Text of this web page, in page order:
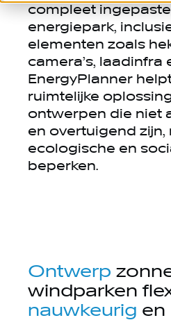
compleet
energiepark,
elementen zoals
camera’s, laadinfra
EnergyPlanner
ruimtelijke
ontwerpen die niet
en overtuigend zijn,
ecologische en
beperken.
Ontwerp
windparken
nauwkeurig en